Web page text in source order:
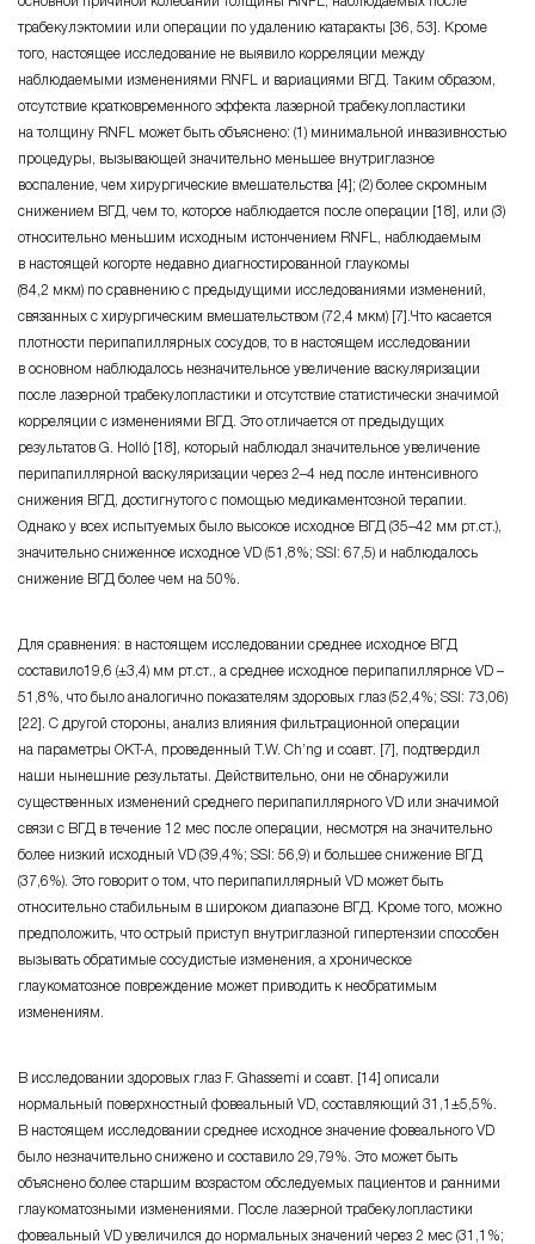
трабекулэктомии или операции по удалению катаракты [36, 53]. Кроме
того, настоящее исследование не выявило корреляции между
наблюдаемыми изменениями RNFL и вариациями ВГД. Таким образом,
отсутствие кратковременного эффекта лазерной трабекулопластики
на толщину RNFL может быть объяснено: (1) минимальной инвазивностью
процедуры, вызывающей значительно меньшее внутриглазное
воспаление, чем хирургические вмешательства [4]; (2) более скромным
снижением ВГД, чем то, которое наблюдается после операции [18], или (3)
относительно меньшим исходным истончением RNFL, наблюдаемым
в настоящей когорте недавно диагностированной глаукомы
(84,2 мкм) по сравнению с предыдущими исследованиями изменений,
связанных с хирургическим вмешательством (72,4 мкм) [7].Что касается
плотности перипапиллярных сосудов, то в настоящем исследовании
в основном наблюдалось незначительное увеличение васкуляризации
после лазерной трабекулопластики и отсутствие статистически значимой
корреляции с изменениями ВГД. Это отличается от предыдущих
результатов G. Holló [18], который наблюдал значительное увеличение
перипапиллярной васкуляризации через 2–4 нед после интенсивного
снижения ВГД, достигнутого с помощью медикаментозной терапии.
Однако у всех испытуемых было высокое исходное ВГД (35–42 мм рт.ст.),
значительно сниженное исходное VD (51,8%; SSI: 67,5) и наблюдалось
снижение ВГД более чем на 50%.
Для сравнения: в настоящем исследовании среднее исходное ВГД
составило19,6 (±3,4) мм рт.ст., а среднее исходное перипапиллярное VD –
51,8%, что было аналогично показателям здоровых глаз (52,4%; SSI: 73,06)
[22]. С другой стороны, анализ влияния фильтрационной операции
на параметры OKT-A, проведенный T.W. Ch’ng и соавт. [7], подтвердил
наши нынешние результаты. Действительно, они не обнаружили
существенных изменений среднего перипапиллярного VD или значимой
связи с ВГД в течение 12 мес после операции, несмотря на значительно
более низкий исходный VD (39,4%; SSI: 56,9) и большее снижение ВГД
(37,6%). Это говорит о том, что перипапиллярный VD может быть
относительно стабильным в широком диапазоне ВГД. Кроме того, можно
предположить, что острый приступ внутриглазной гипертензии способен
вызывать обратимые сосудистые изменения, а хроническое
глаукоматозное повреждение может приводить к необратимым
изменениям.
В исследовании здоровых глаз F. Ghassemi и соавт. [14] описали
нормальный поверхностный фовеальный VD, составляющий 31,1±5,5%.
В настоящем исследовании среднее исходное значение фовеального VD
было незначительно снижено и составило 29,79%. Это может быть
объяснено более старшим возрастом обследуемых пациентов и ранними
глаукоматозными изменениями. После лазерной трабекулопластики
фовеальный VD увеличился до нормальных значений через 2 мес (31,1%;